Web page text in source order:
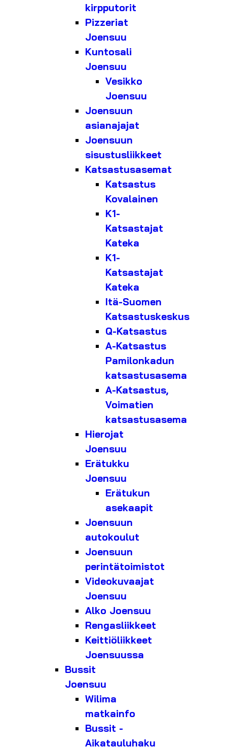
kirpputorit
Pizzeriat
Joensuu
Kuntosali
Joensuu
Vesikko
Joensuu
Joensuun
asianajajat
Joensuun
sisustusliikkeet
Katsastusasemat
Katsastus
Kovalainen
K1-
Katsastajat
Kateka
K1-
Katsastajat
Kateka
Itä-Suomen
Katsastuskeskus
Q-Katsastus
A-Katsastus
Pamilonkadun
katsastusasema
A-Katsastus,
Voimatien
katsastusasema
Hierojat
Joensuu
Erätukku
Joensuu
Erätukun
asekaapit
Joensuun
autokoulut
Joensuun
perintätoimistot
Videokuvaajat
Joensuu
Alko Joensuu
Rengasliikkeet
Keittiöliikkeet
Joensuussa
Bussit
Joensuu
Wilima
matkainfo
Bussit -
Aikatauluhaku